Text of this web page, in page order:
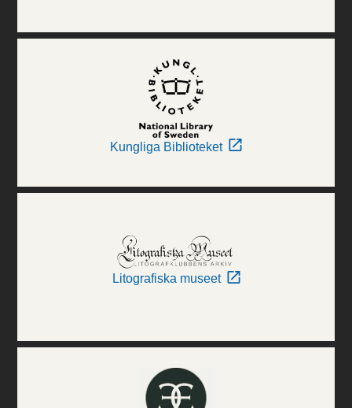
Kungliga Biblioteket
Litografiska museet